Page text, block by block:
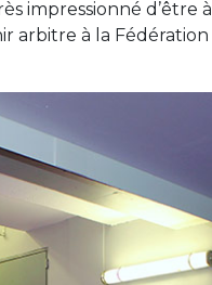
impressionné d’être
arbitre à la